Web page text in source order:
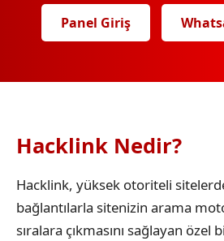
Panel Giriş
Hacklink Nedir?
Hacklink, yüksek otoriteli
bağlantılarla sitenizin arama
sıralara çıkmasını sağlayan özel